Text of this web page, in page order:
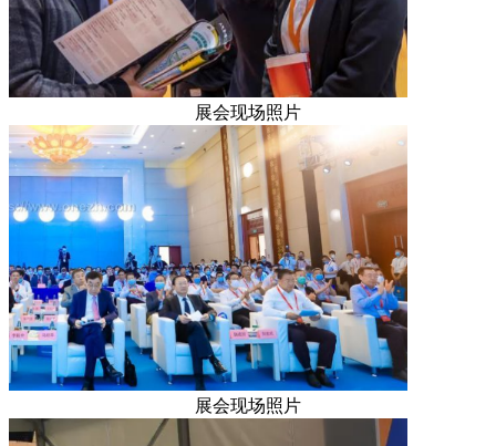
展会现场照片
展会现场照片